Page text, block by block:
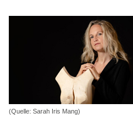
(Quelle: Sarah Iris Mang)